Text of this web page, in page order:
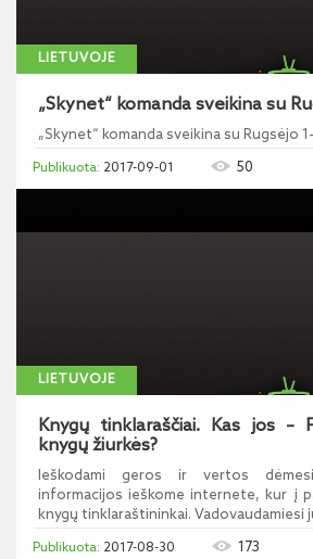
LIETUVOJE
„Skynet“ komanda sveikina su
„Skynet“ komanda sveikina su Rugsėjo
2017-09-01 50
LIETUVOJE
Knygų tinklaraščiai. Kas jos –
knygų žiurkės?
Ieškodami geros ir vertos
informacijos ieškome internete, kur į
knygų tinklaraštininkai. Vadovaudamiesi
2017-08-30 173